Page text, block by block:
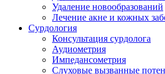
Удаление новообразований
Лечение акне и кожных
Сурдология
Консультация сурдолога
Аудиометрия
Импедансометрия
Слуховые вызванные